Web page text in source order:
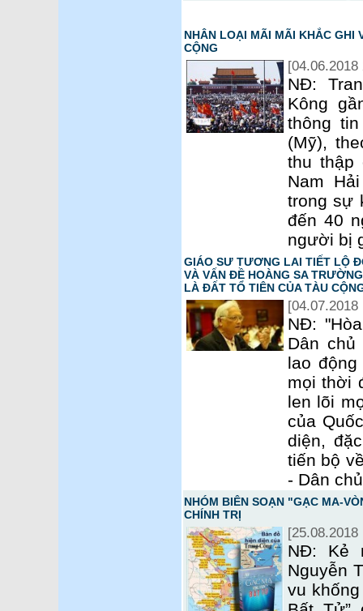
NHÂN LOẠI MÃI MÃI KHẮC GHI
CỘNG
[04.06.2018
NĐ:
Kông
thông
(Mỹ),
thu thập
Nam
trong sự
đến 40
người bị
GIÁO SƯ TƯƠNG LAI TIẾT LỘ
VÀ VẤN ĐỀ HOÀNG SA
LÀ ĐẤT TỔ TIÊN CỦA TÀU
[04.07.2018
NĐ:
Dân
lao
mọi thời
len lõi
của
diện,
tiến bộ
- Dân
NHÓM BIÊN SOẠN "GẠC MA-
CHÍNH TRỊ
[25.08.2018
NĐ: Kẻ
Nguyễn
vu